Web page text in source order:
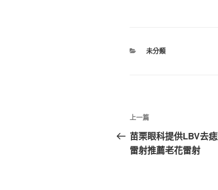
分
未分類
文
章
導
上
一
篇
上一篇
苗栗眼科提供LBV去
雷射推薦老花雷射